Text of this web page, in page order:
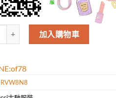
Gucci男款新款時尚休閑短袖T恤.好
加入購物車